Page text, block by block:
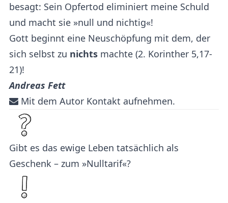
besagt: Sein Opfertod eliminiert meine Schuld
und macht sie »null und nichtig«!
Gott beginnt eine Neuschöpfung mit dem, der
sich selbst zu nichts machte (2. Korinther 5,17-
21)!
Andreas Fett
Mit dem Autor Kontakt aufnehmen.
Gibt es das ewige Leben tatsächlich als
Geschenk – zum »Nulltarif«?